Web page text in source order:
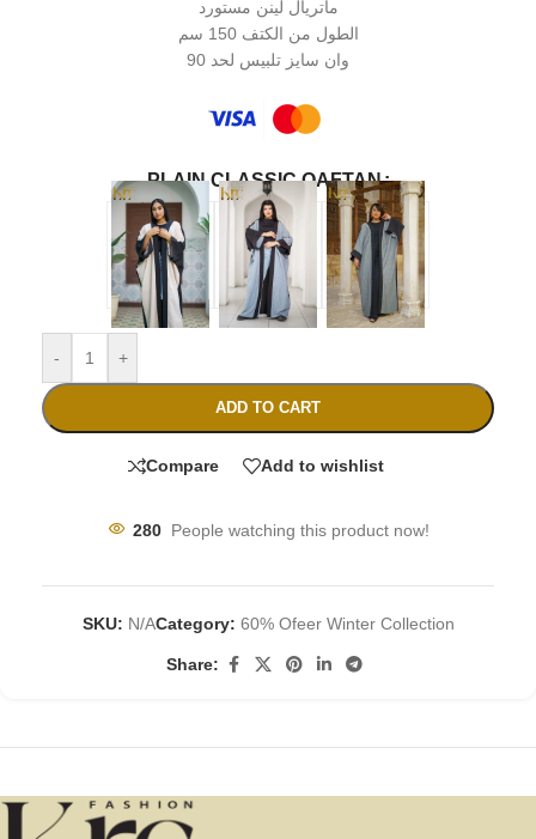
ماتريال لينن مستورد
الطول من الكتف 150 سم
وان سايز تلبيس لحد 90
PLAIN CLASSIC QAFTAN
- +
ADD TO CART
Compare Add to wishlist
280 People watching this product now!
SKU: N/ACategory: 60% Ofeer Winter Collection
Share: